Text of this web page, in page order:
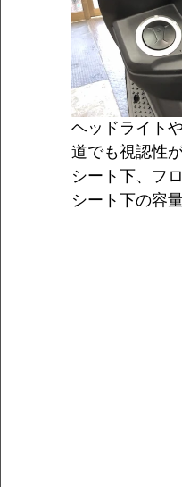
ヘッドライト
道でも視認性
シート下、フ
シート下の容